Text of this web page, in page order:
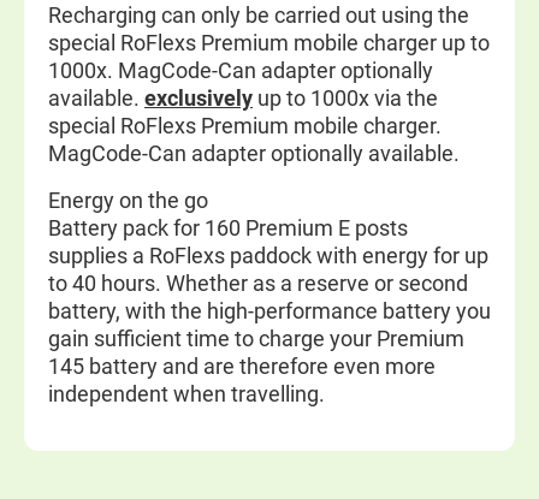
Recharging can only be carried out using the
special RoFlexs Premium mobile charger up to
1000x. MagCode-Can adapter optionally
available. exclusively up to 1000x via the
special RoFlexs Premium mobile charger.
MagCode-Can adapter optionally available.
Energy on the go
Battery pack for 160 Premium E posts
supplies a RoFlexs paddock with energy for up
to 40 hours. Whether as a reserve or second
battery, with the high-performance battery you
gain sufficient time to charge your Premium
145 battery and are therefore even more
independent when travelling.